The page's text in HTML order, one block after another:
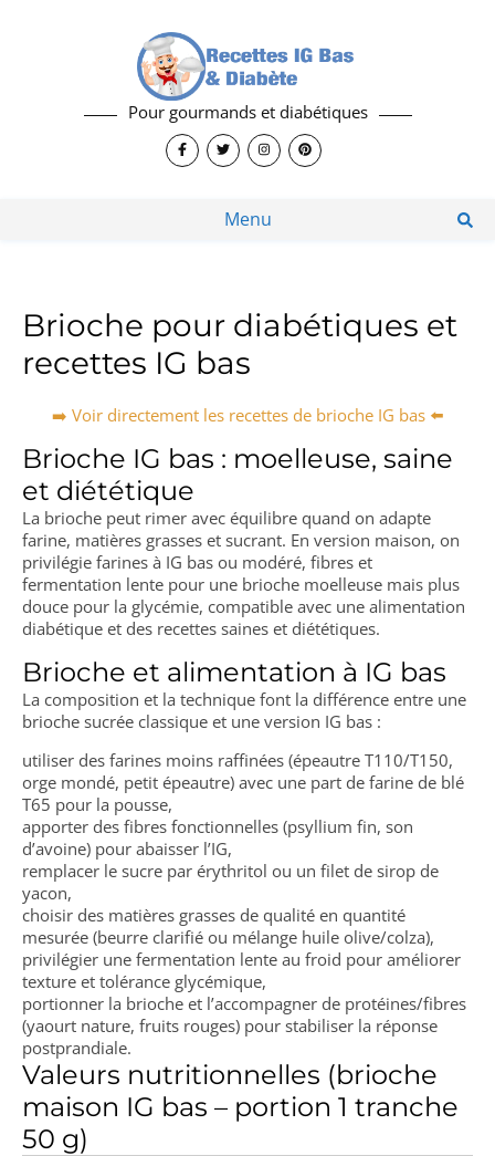
Pour gourmands et diabétiques
Menu
Brioche pour diabétiques et
recettes IG bas
➡️ Voir directement les recettes de brioche IG bas ⬅️
Brioche IG bas : moelleuse, saine
et diététique
La brioche peut rimer avec équilibre quand on adapte
farine, matières grasses et sucrant. En version maison, on
privilégie farines à IG bas ou modéré, fibres et
fermentation lente pour une brioche moelleuse mais plus
douce pour la glycémie, compatible avec une alimentation
diabétique et des recettes saines et diététiques.
Brioche et alimentation à IG bas
La composition et la technique font la différence entre une
brioche sucrée classique et une version IG bas :
utiliser des farines moins raffinées (épeautre T110/T150,
orge mondé, petit épeautre) avec une part de farine de blé
T65 pour la pousse,
apporter des fibres fonctionnelles (psyllium fin, son
d’avoine) pour abaisser l’IG,
remplacer le sucre par érythritol ou un filet de sirop de
yacon,
choisir des matières grasses de qualité en quantité
mesurée (beurre clarifié ou mélange huile olive/colza),
privilégier une fermentation lente au froid pour améliorer
texture et tolérance glycémique,
portionner la brioche et l’accompagner de protéines/fibres
(yaourt nature, fruits rouges) pour stabiliser la réponse
postprandiale.
Valeurs nutritionnelles (brioche
maison IG bas – portion 1 tranche
50 g)